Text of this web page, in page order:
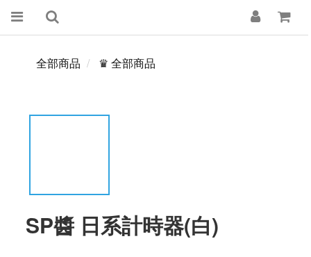
全部商品 ♛ 全部商品
SP醬 日系計時器(白)